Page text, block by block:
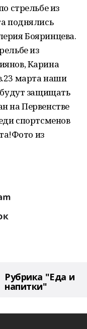
стрельбе из
поднялись
Бояринцева.
из
Карина
марта наши
будут защищать
на Первенстве
спортсменов
из
Рубрика "Еда и
напитки"